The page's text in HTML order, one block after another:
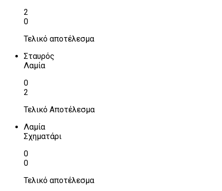
2
0
Τελικό αποτέλεσμα
Σταυρός
Λαμία
0
2
Τελικό Αποτέλεσμα
Λαμία
Σχηματάρι
0
0
Τελικό αποτέλεσμα